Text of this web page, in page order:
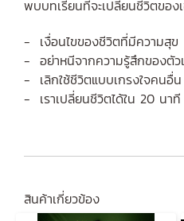
พบบทเรียนที่จะเปลี่ยนชีวิตของ
- เงื่อนไขของชีวิตที่มีความสุข
- อย่าหนีจากความรู้สึกของตัว
- เลิกใช้ชีวิตแบบเกรงใจคนอื่น
- เราเปลี่ยนชีวิตได้ใน 20 นาที
สินค้าเกี่ยวข้อง